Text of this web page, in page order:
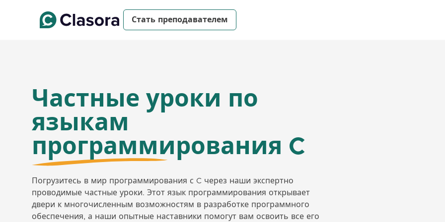
Стать преподавателем
Частные уроки по
языкам
программирования C
Погрузитесь в мир программирования с C через наши экспертно
проводимые частные уроки. Этот язык программирования открывает
двери к многочисленным возможностям в разработке программного
обеспечения, а наши опытные наставники помогут вам освоить все его